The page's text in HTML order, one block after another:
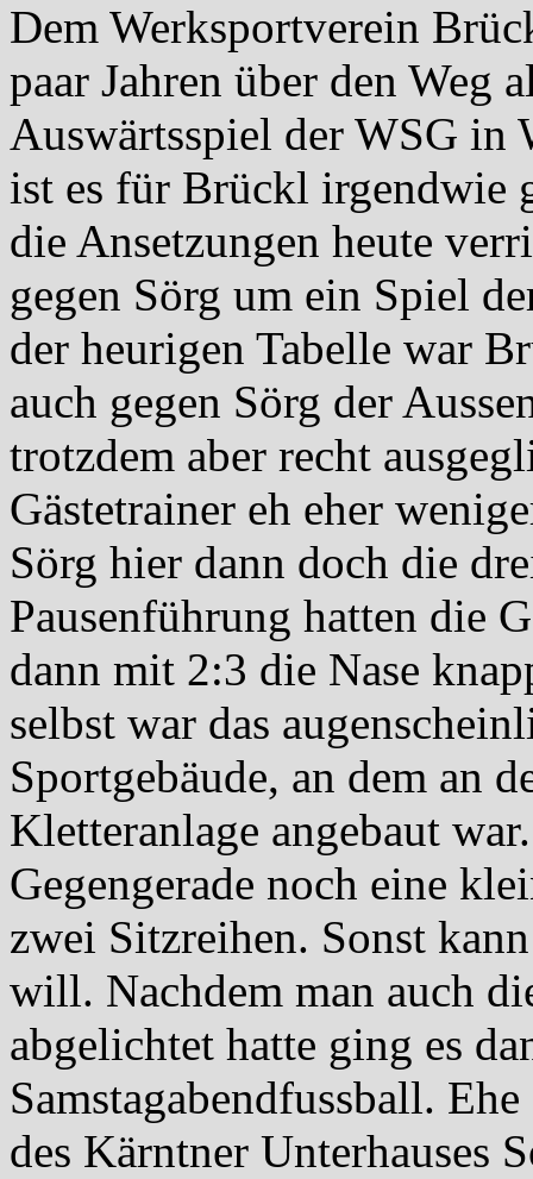
Dem Werksportverein
paar Jahren über den Weg
Auswärtsspiel der WSG in
ist es für Brückl irgendwie
die Ansetzungen heute
gegen Sörg um ein Spiel
der heurigen Tabelle war
auch gegen Sörg der
trotzdem aber recht
Gästetrainer eh eher
Sörg hier dann doch die
Pausenführung hatten die
dann mit 2:3 die Nase
selbst war das
Sportgebäude, an dem an
Kletteranlage angebaut
Gegengerade noch eine
zwei Sitzreihen. Sonst
will. Nachdem man auch
abgelichtet hatte ging es
Samstagabendfussball.
des Kärntner Unterhauses